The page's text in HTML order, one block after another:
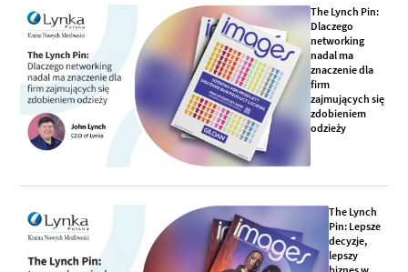
The Lynch Pin:
Dlaczego
networking
nadal ma
znaczenie dla
firm
zajmujących się
zdobieniem
odzieży
The Lynch
Pin: Lepsze
decyzje,
lepszy